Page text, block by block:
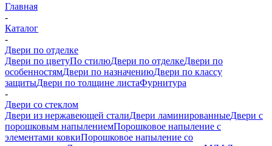
Главная
-
Каталог
-
Двери по отделке
Двери по цветуПо стилюДвери по отделкеДвери по
особенностямДвери по назначениюДвери по классу
защитыДвери по толщине листаФурнитура
-
Двери со стеклом
Двери из нержавеющей сталиДвери ламинированныеДвери с
порошковым напылениемПорошковое напыление с
элементами ковкиПорошковое напыление со